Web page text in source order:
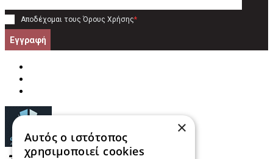
Αποδέχομαι τους Όρους Χρήσης*
Εγγραφή
×
Αυτός ο ιστότοπος
χρησιμοποιεί cookies